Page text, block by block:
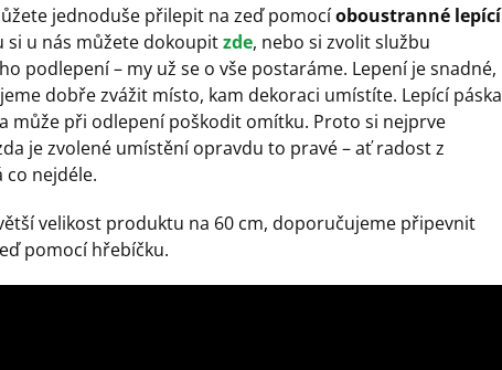
jednoduše přilepit na zeď pomocíoboustranné lepící
si u nás můžete dokoupitzde, nebo si zvolit službu
podlepení – my už se o vše postaráme. Lepení je snadné,
dobře zvážit místo, kam dekoraci umístíte. Lepící páska
může při odlepení poškodit omítku. Proto si nejprve
je zvolené umístění opravdu to pravé – ať radost z
co nejdéle.
velikost produktu na 60 cm, doporučujeme připevnit
pomocí hřebíčku.